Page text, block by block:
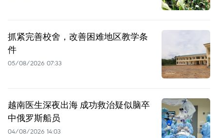
抓紧完善校舍，改善困难地区教学条
件
05/08/2026 07:33
越南医生深夜出海 成功救治疑似脑卒
中俄罗斯船员
04/08/2026 14:03